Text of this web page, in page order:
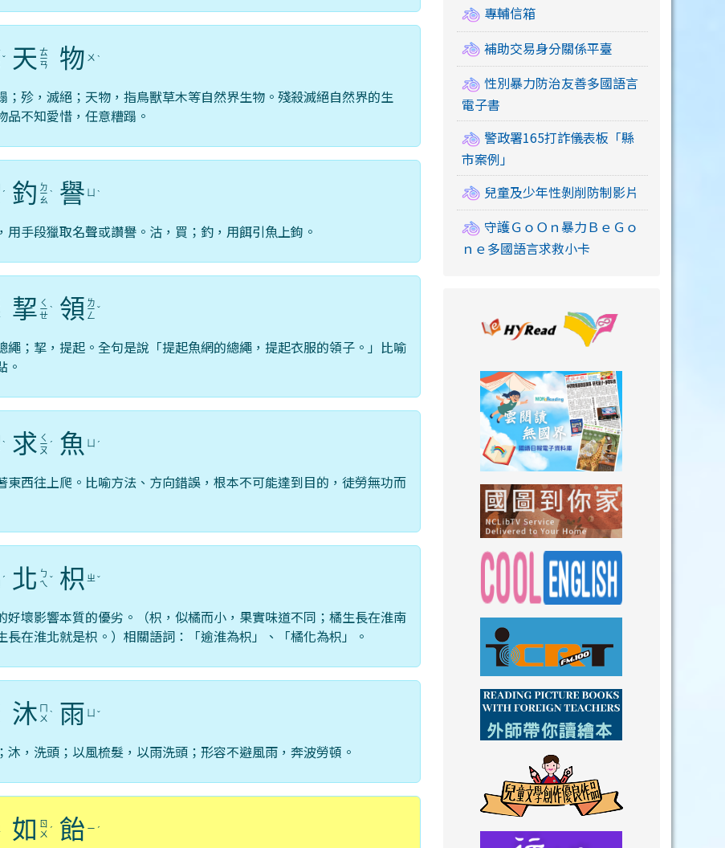
ˇ 天 ㄊ
ㄧ
ㄢ 物 ㄨ ˋ
；殄，滅絕；天物，指鳥獸草木等自然界生物。殘殺滅絕自然界的生
品不知愛惜，任意糟蹋。
ˊ 釣 ㄉ
ㄧ
ㄠ
ˋ 譽 ˋ
用手段獵取名聲或讚譽。沽，買；釣，用餌引魚上鉤。
挈 ㄑ
ㄧ
ㄝ
ˋ 領 ㄌ
ㄧ
ㄥ
ˇ
繩；挈，提起。全句是說「提起魚網的總繩，提起衣服的領子。」比喻
。
ˋ 求 ㄑ
ㄧ
ㄡ
ˊ 魚 ˊ
東西往上爬。比喻方法、方向錯誤，根本不可能達到目的，徒勞無功而
ˊ 北 ㄅ
ㄟ ˇ 枳 ㄓ ˇ
好壞影響本質的優劣。（枳，似橘而小，果實味道不同；橘生長在淮南
長在淮北就是枳。）相關語詞：「逾淮為枳」、「橘化為枳」。
沐 ㄇ
ㄨ ˋ 雨 ˇ
沐，洗頭；以風梳髮，以雨洗頭；形容不避風雨，奔波勞頓。
如 ㄖ
ㄨ ˊ 飴 ㄧ ˊ
專輔信箱
補助交易身分關係平臺
性別暴力防治友善多國語言
電子書
警政署165打詐儀表板「縣
市案例」
兒童及少年性剝削防制影片
守護ＧｏＯｎ暴力ＢｅＧｏ
ｎｅ多國語言求救小卡
link to https://
link to https://
link to http://www.icrt.com.tw/
link to https://www.youtube.com/